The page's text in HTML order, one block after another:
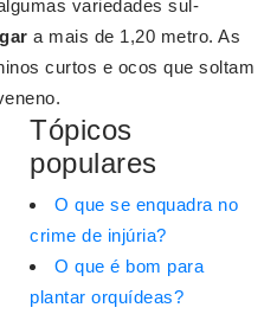
variedades sul-
a mais de 1,20 metro. As
curtos e ocos que soltam
Tópicos
populares
O que se enquadra no
crime de injúria?
O que é bom para
plantar orquídeas?